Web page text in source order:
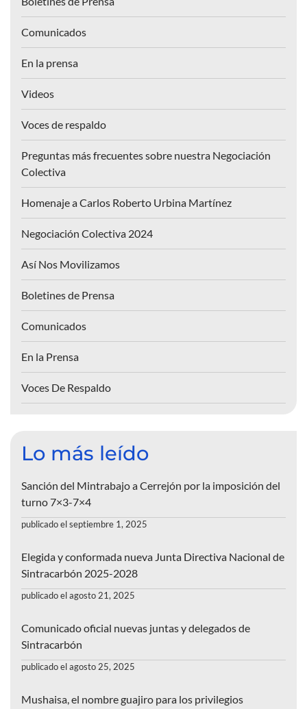
Comunicados
En la prensa
Videos
Voces de respaldo
Preguntas más frecuentes sobre nuestra Negociación
Colectiva
Homenaje a Carlos Roberto Urbina Martínez
Negociación Colectiva 2024
Así Nos Movilizamos
Boletines de Prensa
Comunicados
En la Prensa
Voces De Respaldo
Lo más leído
Sanción del Mintrabajo a Cerrejón por la imposición del
turno 7×3-7×4
publicado el septiembre 1, 2025
Elegida y conformada nueva Junta Directiva Nacional de
Sintracarbón 2025-2028
publicado el agosto 21, 2025
Comunicado oficial nuevas juntas y delegados de
Sintracarbón
publicado el agosto 25, 2025
Mushaisa, el nombre guajiro para los privilegios